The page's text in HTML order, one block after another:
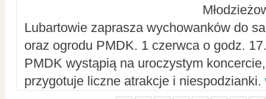
Lubartowie zaprasza wychowanków do
oraz ogrodu PMDK. 1 czerwca o godz.
PMDK wystąpią na uroczystym
przygotuje liczne atrakcje i niespodzianki.